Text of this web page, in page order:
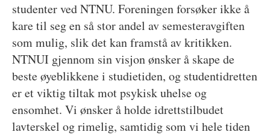
studenter ved NTNU. Foreningen forsøker ikke å
kare til seg en så stor andel av semesteravgiften
som mulig, slik det kan framstå av kritikken.
NTNUI gjennom sin visjon ønsker å skape de
beste øyeblikkene i studietiden, og studentidretten
er et viktig tiltak mot psykisk uhelse og
ensomhet. Vi ønsker å holde idrettstilbudet
lavterskel og rimelig, samtidig som vi hele tiden